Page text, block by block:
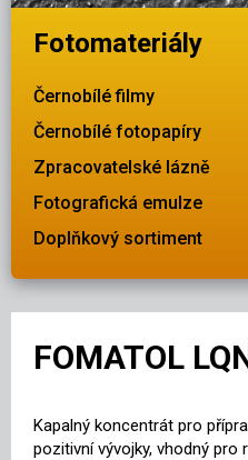
Fotomateriály
Černobílé filmy
Černobílé fotopapíry
Zpracovatelské lázně
Fotografická emulze
Doplňkový sortiment
FOMATOL
Kapalný koncentrát pro
pozitivní vývojky, vhodný pro